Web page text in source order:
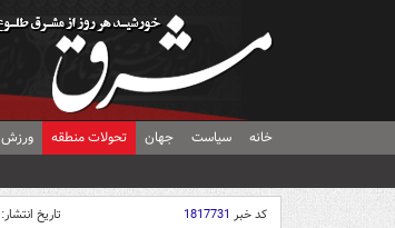
خانه سیاست جهان تحولات منطقه ورزش
کد خبر 1817731 تاریخ انتشار: